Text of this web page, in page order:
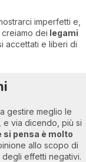
imperfetti e,
dei legami
accettati e liberi di
gestire meglio le
e via dicendo, più si
si pensa è molto
allo scopo di
effetti negativi.